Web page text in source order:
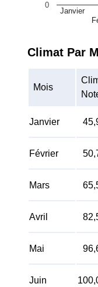
Janvier
0
Climat Par
Mois
Janvier
Février
Mars
Avril
Mai
Juin